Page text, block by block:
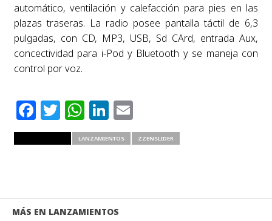
automático, ventilación y calefacción para pies en las
plazas traseras. La radio posee pantalla táctil de 6,3
pulgadas, con CD, MP3, USB, Sd CArd, entrada Aux,
concectividad para i-Pod y Bluetooth y se maneja con
control por voz.
Facebook
Twitter
WhatsApp
LinkedIn
Email
LANZAMIENTOS ZZENSLIDER
MÁS EN LANZAMIENTOS